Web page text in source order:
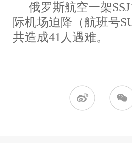
俄罗斯航空一架
际机场迫降（航班号
共造成41人遇难。